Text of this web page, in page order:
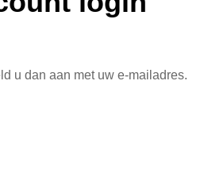
u dan aan met uw e-mailadres.